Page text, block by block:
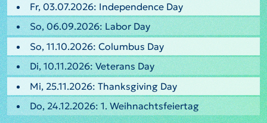
Fr, 03.07.2026: Independence Day
So, 06.09.2026: Labor Day
So, 11.10.2026: Columbus Day
Di, 10.11.2026: Veterans Day
Mi, 25.11.2026: Thanksgiving Day
Do, 24.12.2026: 1. Weihnachtsfeiertag